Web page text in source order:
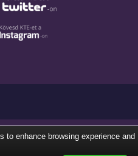
to enhance browsing experience and